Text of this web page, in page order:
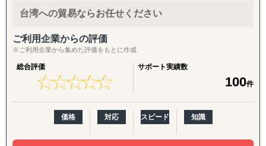
いったお悩みを抱えるご担当者の方は、壁打ちからでも対
②競合調査
「競合がなぜ成功・失敗したのかわからない」といったご
相談をよくいただきます。
弊社の競合調査では、競合の戦略を徹底的に解剖し、貴社
のマーケティング戦略の支援まで実施します。
サービス内容としては、業界の第一線を走る方への一次取
材などをご提供しております。
また、他社が関わる分野の調査ということもあり、匿名性
「商談化」「販路開拓」という成果に直結する実行支援で
2. パートナー開拓支援
海外展開の成否を分けるのは「正しいパートナーとの掛け
合わせ」です。開拓戦略の策定、ターゲットリストの優先
度付け、アプローチ代行、契約・スキーム構築、そして開
拓後の現地事業開発（定例会・プロジェクト管理・ロード
マップ策定・交渉代行・ローカライズ支援）までを伴走し
株式会社Visalは、ASEAN地域、特にインドネシアを中心
察、販路開拓、法規制対応、そして事業推進に至るまで、
現地特化型の実践的なサービスを提供しています。
当社が持つ強固な現地ネットワークと日本人プロジェクト
チームの専門知識を駆使し、机上の検討を超えた「現場実
行力」と「最短最適解」で、クライアント企業を成功へ導
きます。
■主なサービス内容
1. 海外販路開拓・マーケティング
台湾への貿易ならお任せください
ご利用企業からの評価
※ご利用企業から集めた評価をもとに作成
総合評価
★★★★★
★★★★★
サポート実績数
100件
価格 対応 スピード 知識